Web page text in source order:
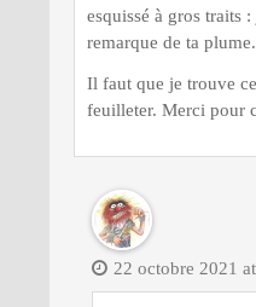
esquissé à gros traits
remarque de ta plume.
Il faut que je trouve
feuilleter. Merci pour
22 octobre 2021